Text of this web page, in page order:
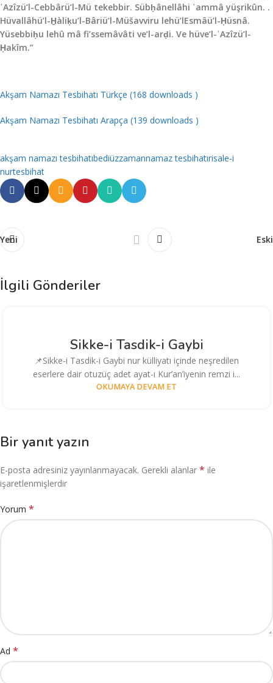
ʿAzîzü’l-Cebbârü’l-Mü­ tekebbir. Sübḥânellâhi ʿammâ yüşrikûn. .
Hüvallâhü’l-Ḫàliḳu’l-Bâriü’l-Müšavviru lehü’lEsmâü’l-­Ḥüsnâ.
Yüsebbiḥu lehû mâ fi’ssemâvâti ve’l-arḍi. Ve hüve’l-ʿAzîzü’l-
Ḥakîm.”
Akşam Namazı Tesbihatı Türkçe (168 downloads )
Akşam Namazı Tesbihatı Arapça (139 downloads )
akşam namazı tesbihatıbediüzzamannamaz tesbihatırisale-i
nurtesbihat
Yeni Eski
İlgili Gönderiler
Sikke-i Tasdik-i Gaybi
📌Sikke-i Tasdik-i Gaybi nur külliyatı içinde neşredilen
eserlere dair otuzüç adet ayat-ı Kur’an’iyenin remzi i...
OKUMAYA DEVAM ET
Bir yanıt yazın
E-posta adresiniz yayınlanmayacak. Gerekli alanlar * ile
işaretlenmişlerdir
Yorum *
Ad *